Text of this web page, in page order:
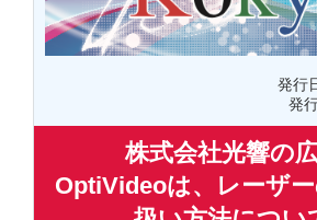
発行
発
株式会社光響の
OptiVideoは、レーザ